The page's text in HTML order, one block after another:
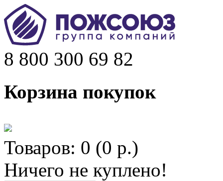
8 800 300 69 82
Корзина покупок
Товаров: 0 (0 р.)
Ничего не куплено!